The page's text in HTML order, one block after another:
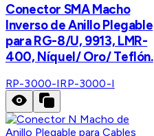
Conector SMA Macho
Inverso de Anillo Plegable
para RG-8/U, 9913, LMR-
400, Níquel/ Oro/ Teflón.
RP-3000-IRP-3000-I